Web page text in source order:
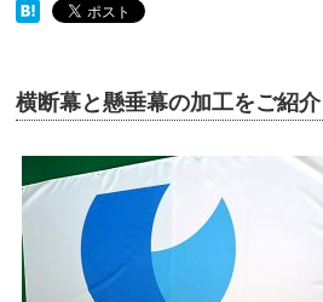
横断幕と懸垂幕の加工をご紹介